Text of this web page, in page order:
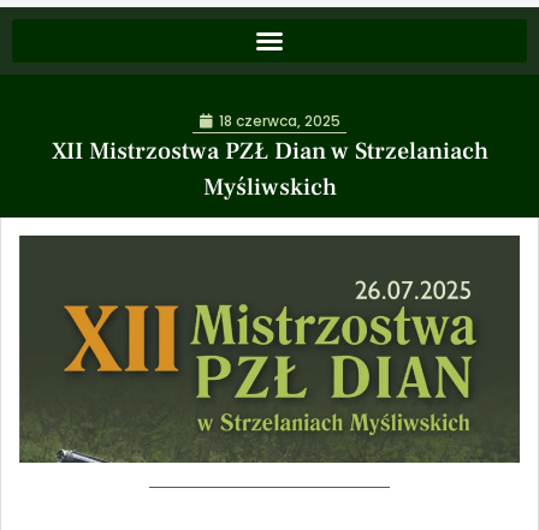
XII Mistrzostwa PZŁ Dian w Strzelaniach
Myśliwskich
18 czerwca, 2025